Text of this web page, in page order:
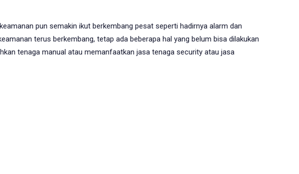
pun semakin ikut berkembang pesat seperti hadirnya alarm dan
terus berkembang, tetap ada beberapa hal yang belum bisa dilakukan
tenaga manual atau memanfaatkan jasa tenaga security atau jasa